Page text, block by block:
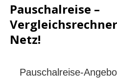
Pauschalreise –
Netz!